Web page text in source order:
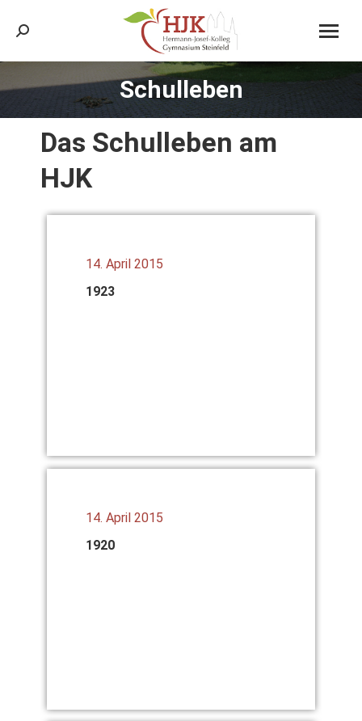
Search:
Schulleben
Sie befinden sich hier:
Das Schul­le­ben am
HJK
14. April 2015
1923
14. April 2015
1920